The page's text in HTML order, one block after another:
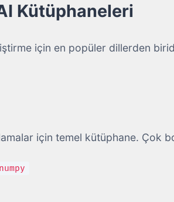
Kütüphaneleri
için en popüler dillerden
için temel kütüphane. Çok